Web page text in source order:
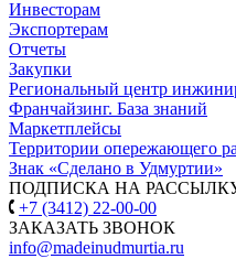
Инвесторам
Экспортерам
Отчеты
Закупки
Региональный центр
Франчайзинг. База знаний
Маркетплейсы
Территории опережающего
Знак «Сделано в Удмуртии»
ПОДПИСКА НА
+7 (3412) 22-00-00
ЗАКАЗАТЬ ЗВОНОК
info@madeinudmurtia.ru